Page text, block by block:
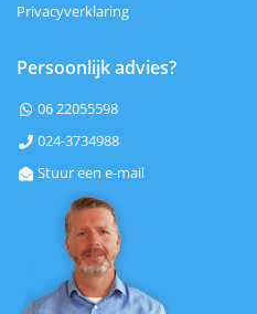
Privacyverklaring
Persoonlijk advies?
 06 22055598
 024-3734988
 Stuur een e-mail